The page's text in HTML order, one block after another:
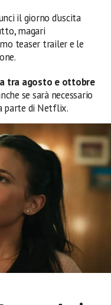
il giorno d’uscita
magari
teaser trailer e le
tra agosto e ottobre
se sarà necessario
parte di Netflix.